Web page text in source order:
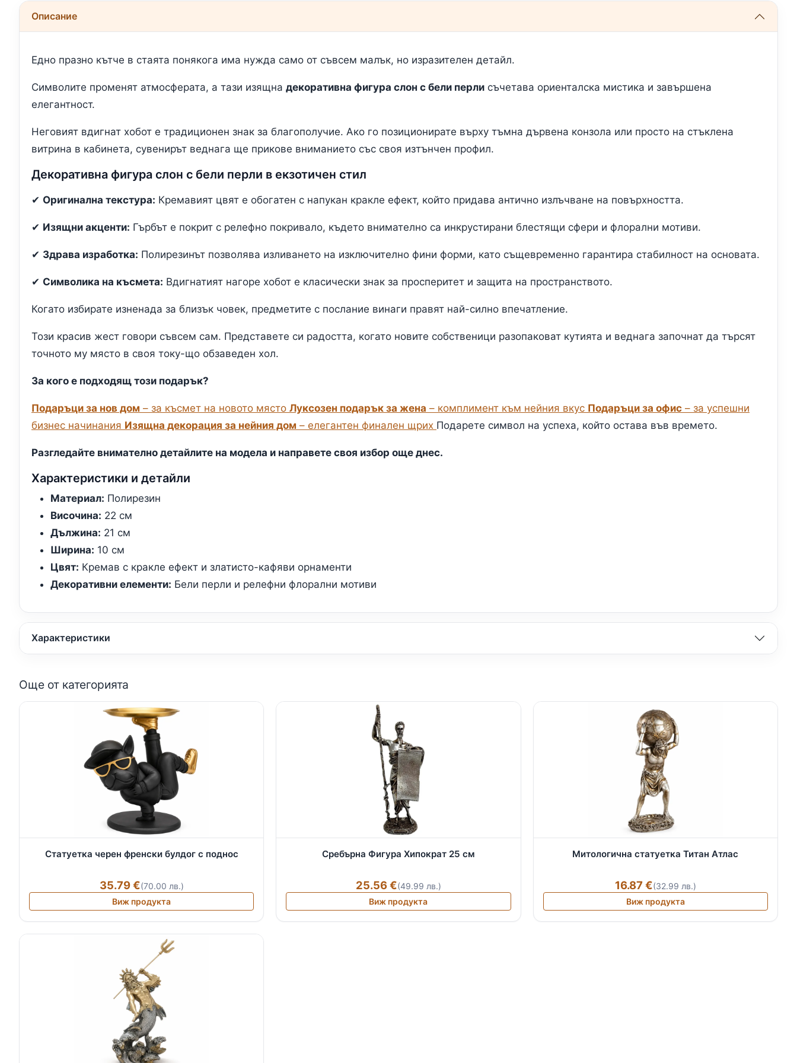
Описание
Едно празно кътче в стаята понякога има нужда само от съвсем малък, но изразителен детайл.
Символите променят атмосферата, а тази изящна декоративна фигура слон с бели перли съчетава ориенталска мистика и завършена
елегантност.
Неговият вдигнат хобот е традиционен знак за благополучие. Ако го позиционирате върху тъмна дървена конзола или просто на стъклена
витрина в кабинета, сувенирът веднага ще прикове вниманието със своя изтънчен профил.
Декоративна фигура слон с бели перли в екзотичен стил
✔ Оригинална текстура: Кремавият цвят е обогатен с напукан кракле ефект, който придава антично излъчване на повърхността.
✔ Изящни акценти: Гърбът е покрит с релефно покривало, където внимателно са инкрустирани блестящи сфери и флорални мотиви.
✔ Здрава изработка: Полирезинът позволява изливането на изключително фини форми, като същевременно гарантира стабилност на основата.
✔ Символика на късмета: Вдигнатият нагоре хобот е класически знак за просперитет и защита на пространството.
Когато избирате изненада за близък човек, предметите с послание винаги правят най-силно впечатление.
Този красив жест говори съвсем сам. Представете си радостта, когато новите собственици разопаковат кутията и веднага започнат да търсят
точното му място в своя току-що обзаведен хол.
За кого е подходящ този подарък?
Подаръци за нов дом – за късмет на новото място Луксозен подарък за жена – комплимент към нейния вкус Подаръци за офис – за успешни
бизнес начинания Изящна декорация за нейния дом – елегантен финален щрих Подарете символ на успеха, който остава във времето.
Разгледайте внимателно детайлите на модела и направете своя избор още днес.
Характеристики и детайли
Материал: Полирезин
Височина: 22 см
Дължина: 21 см
Ширина: 10 см
Цвят: Кремав с кракле ефект и златисто-кафяви орнаменти
Декоративни елементи: Бели перли и релефни флорални мотиви
Характеристики
Още от категорията
Статуетка черен френски булдог с поднос
35.79 €(70.00 лв.)
Виж продукта
Сребърна Фигура Хипократ 25 см
25.56 €(49.99 лв.)
Виж продукта
Митологична статуетка Титан Атлас
16.87 €(32.99 лв.)
Виж продукта